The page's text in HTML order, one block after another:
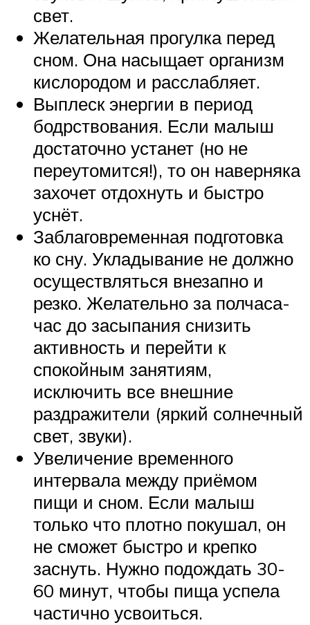
свет.
Желательная прогулка перед
сном. Она насыщает организм
кислородом и расслабляет.
Выплеск энергии в период
бодрствования. Если малыш
достаточно устанет (но не
переутомится!), то он наверняка
захочет отдохнуть и быстро
уснёт.
Заблаговременная подготовка
ко сну. Укладывание не должно
осуществляться внезапно и
резко. Желательно за полчаса-
час до засыпания снизить
активность и перейти к
спокойным занятиям,
исключить все внешние
раздражители (яркий солнечный
свет, звуки).
Увеличение временного
интервала между приёмом
пищи и сном. Если малыш
только что плотно покушал, он
не сможет быстро и крепко
заснуть. Нужно подождать 30-
60 минут, чтобы пища успела
частично усвоиться.